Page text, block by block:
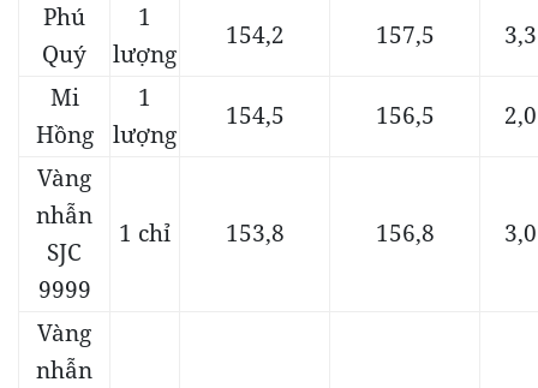
Phú
Quý
1
lượng
154,2 157,5
3,3
Mi
Hồng
1
lượng
154,5 156,5
2,0
Vàng
nhẫn
SJC
9999
1 chỉ 153,8 156,8 3,0
Vàng
nhẫn